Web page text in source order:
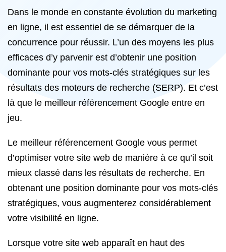
Dans le monde en constante évolution du marketing
en ligne, il est essentiel de se démarquer de la
concurrence pour réussir. L’un des moyens les plus
efficaces d’y parvenir est d’obtenir une position
dominante pour vos mots-clés stratégiques sur les
résultats des moteurs de recherche (SERP). Et c’est
là que le meilleur référencement Google entre en
jeu.
Le meilleur référencement Google vous permet
d’optimiser votre site web de manière à ce qu’il soit
mieux classé dans les résultats de recherche. En
obtenant une position dominante pour vos mots-clés
stratégiques, vous augmenterez considérablement
votre visibilité en ligne.
Lorsque votre site web apparaît en haut des